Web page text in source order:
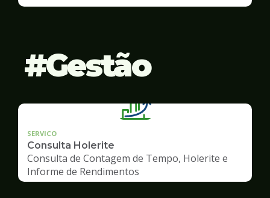
Gestão
SERVICO
Consulta Holerite
Consulta de Contagem de Tempo, Holerite e
Informe de Rendimentos